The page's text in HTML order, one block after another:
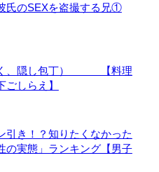
氏のSEXを盗撮する兄①
く、隠し包丁） 【料理
しらえ】
引き！？知りたくなかった
の実態」ランキング【男子